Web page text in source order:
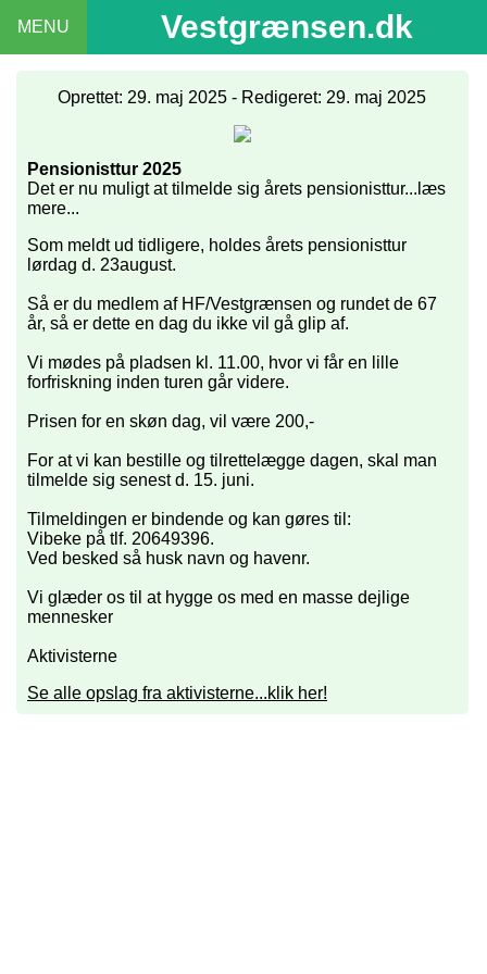
MENU Vestgrænsen.dk
Oprettet: 29. maj 2025 - Redigeret: 29. maj 2025
Pensionisttur 2025
Det er nu muligt at tilmelde sig årets pensionisttur...læs
mere...
Som meldt ud tidligere, holdes årets pensionisttur
lørdag d. 23august.
Så er du medlem af HF/Vestgrænsen og rundet de 67
år, så er dette en dag du ikke vil gå glip af.
Vi mødes på pladsen kl. 11.00, hvor vi får en lille
forfriskning inden turen går videre.
Prisen for en skøn dag, vil være 200,-
For at vi kan bestille og tilrettelægge dagen, skal man
tilmelde sig senest d. 15. juni.
Tilmeldingen er bindende og kan gøres til:
Vibeke på tlf. 20649396.
Ved besked så husk navn og havenr.
Vi glæder os til at hygge os med en masse dejlige
mennesker
Aktivisterne
Se alle opslag fra aktivisterne...klik her!